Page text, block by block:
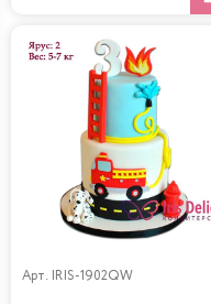
Арт. IRIS-1902QW